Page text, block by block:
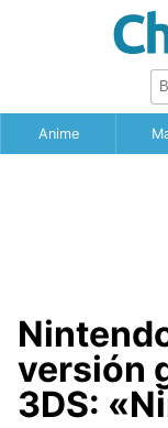
Anime
versión
3DS: